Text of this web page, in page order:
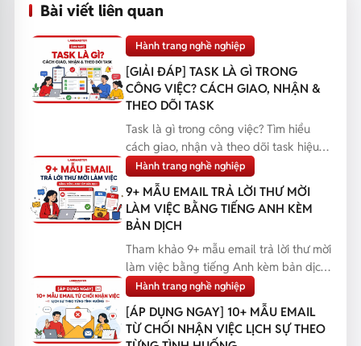
Bài viết liên quan
Hành trang nghề nghiệp
[GIẢI ĐÁP] TASK LÀ GÌ TRONG
CÔNG VIỆC? CÁCH GIAO, NHẬN &
THEO DÕI TASK
Task là gì trong công việc? Tìm hiểu
cách giao, nhận và theo dõi task hiệu
quả, giúp bạn q...
Hành trang nghề nghiệp
9+ MẪU EMAIL TRẢ LỜI THƯ MỜI
LÀM VIỆC BẰNG TIẾNG ANH KÈM
BẢN DỊCH
Tham khảo 9+ mẫu email trả lời thư mời
làm việc bằng tiếng Anh kèm bản dịch,
giúp bạn phản...
Hành trang nghề nghiệp
[ÁP DỤNG NGAY] 10+ MẪU EMAIL
TỪ CHỐI NHẬN VIỆC LỊCH SỰ THEO